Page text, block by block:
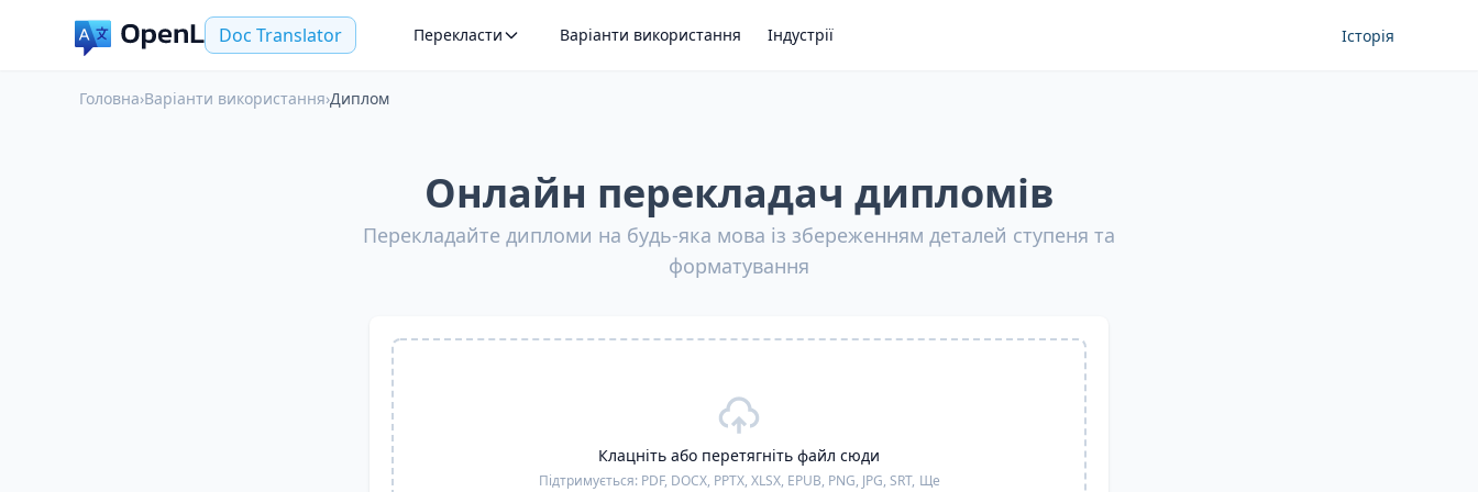
Doc Translator Перекласти Варіанти використання Індустрії Історія
Головна›Варіанти використання›Диплом
Онлайн перекладач дипломів
Перекладайте дипломи на будь-яка мова із збереженням деталей ступеня та
форматування
Клацніть або перетягніть файл сюди
Підтримується: PDF, DOCX, PPTX, XLSX, EPUB, PNG, JPG, SRT, Ще